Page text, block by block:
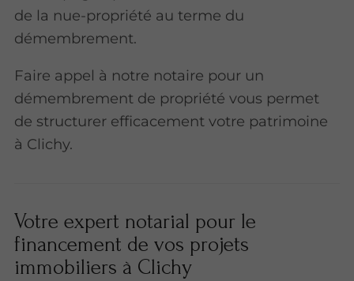
de la nue-propriété au terme du
démembrement.
Faire appel à notre notaire pour un
démembrement de propriété vous permet
de structurer efficacement votre patrimoine
à Clichy.
Votre expert notarial pour le
financement de vos projets
immobiliers à Clichy